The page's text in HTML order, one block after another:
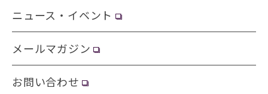
ニュース・イベント
メールマガジン
お問い合わせ